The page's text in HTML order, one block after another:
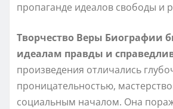
пропаганде идеалов свободы и
Творчество Веры Биографии
идеалам правды и
произведения отличались
проницательностью,
социальным началом. Она